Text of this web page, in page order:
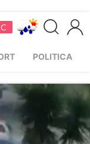
POLITICA